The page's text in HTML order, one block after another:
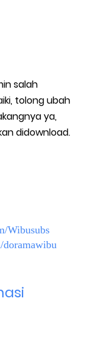
salah
tolong ubah
ya,
didownload.
Wibusubs